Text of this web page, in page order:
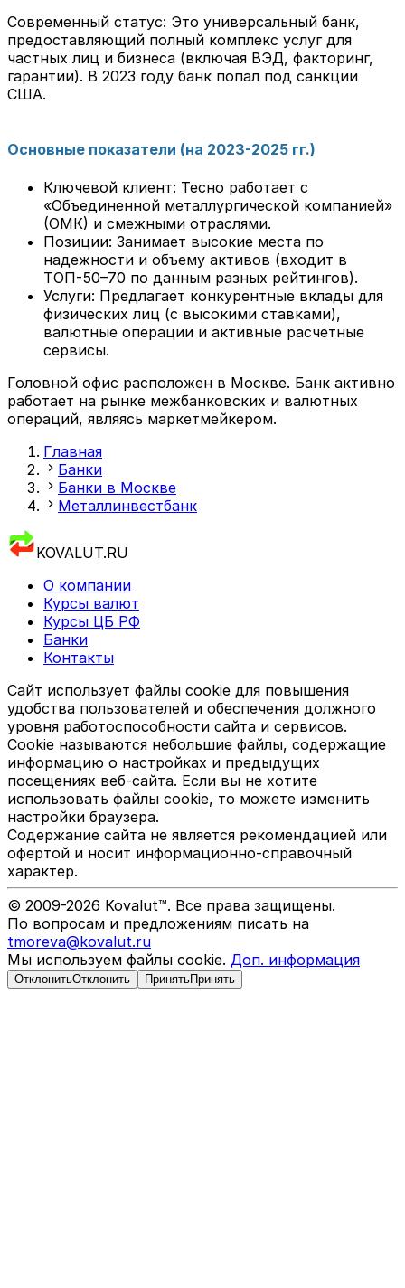
Современный статус: Это универсальный банк,
предоставляющий полный комплекс услуг для
частных лиц и бизнеса (включая ВЭД, факторинг,
гарантии). В 2023 году банк попал под санкции
США.
Основные показатели (на 2023-2025 гг.)
Ключевой клиент: Тесно работает с
«Объединенной металлургической компанией»
(ОМК) и смежными отраслями.
Позиции: Занимает высокие места по
надежности и объему активов (входит в
ТОП-50–70 по данным разных рейтингов).
Услуги: Предлагает конкурентные вклады для
физических лиц (с высокими ставками),
валютные операции и активные расчетные
сервисы.
Головной офис расположен в Москве. Банк активно
работает на рынке межбанковских и валютных
операций, являясь маркетмейкером.
Главная
Банки
Банки в Москве
Металлинвестбанк
KOVALUT.RU
О компании
Курсы валют
Курсы ЦБ РФ
Банки
Контакты
Сайт использует файлы cookie для повышения
удобства пользователей и обеспечения должного
уровня работоспособности сайта и сервисов.
Cookie называются небольшие файлы, содержащие
информацию о настройках и предыдущих
посещениях веб-сайта. Если вы не хотите
использовать файлы cookie, то можете изменить
настройки браузера.
Содержание сайта не является рекомендацией или
офертой и носит информационно-справочный
характер.
© 2009-2026 Kovalut™. Все права защищены.
По вопросам и предложениям писать на
tmoreva@kovalut.ru
Мы используем файлы cookie. Доп. информация
ОтклонитьОтклонить ПринятьПринять